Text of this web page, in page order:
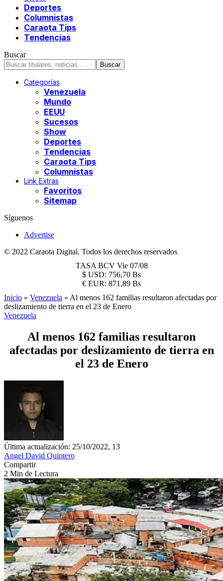
Deportes
Columnistas
Caraota Tips
Tendencias
Buscar
Categorías
Venezuela
Mundo
EEUU
Sucesos
Show
Deportes
Tendencias
Caraota Tips
Columnistas
Link Extras
Favoritos
Sitemap
Síguenos
Advertise
© 2022 Caraota Digital. Todos los derechos reservados
TASA BCV Vie 07/08
$ USD: 756,70 Bs
€ EUR: 871,89 Bs
Inicio » Venezuela » Al menos 162 familias resultaron afectadas por
deslizamiento de tierra en el 23 de Enero
Venezuela
Al menos 162 familias resultaron
afectadas por deslizamiento de tierra en
el 23 de Enero
Última actualización: 25/10/2022, 13
Angel David Quintero
Compartir
2 Min de Lectura